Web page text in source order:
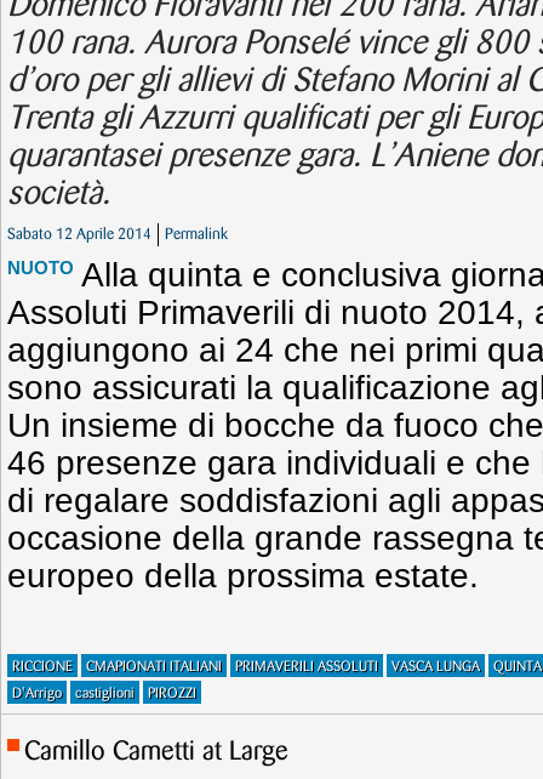
100 rana. Aurora Ponselé vince gli 800
d’oro per gli allievi di Stefano Morini al
Trenta gli Azzurri qualificati per gli
quarantasei presenze gara. L’Aniene
società.
Sabato 12 Aprile 2014 Permalink
NUOTO Alla quinta e conclusiva
Assoluti Primaverili di nuoto 2014,
aggiungono ai 24 che nei primi
sono assicurati la qualificazione
Un insieme di bocche da fuoco
46 presenze gara individuali e
di regalare soddisfazioni agli
occasione della grande rassegna
europeo della prossima estate.
RICCIONE CMAPIONATI ITALIANI PRIMAVERILI ASSOLUTI VASCA LUNGA
D'Arrigo
castiglioni PIROZZI
Camillo Cametti at Large